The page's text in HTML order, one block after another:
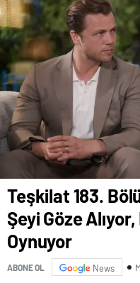
Teşkilat 183.
Şeyi Göze
Oynuyor
ABONE OL News